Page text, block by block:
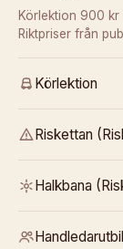
Körlektion 900 kr
Riktpriser från
Körlektion
Riskettan
Halkbana